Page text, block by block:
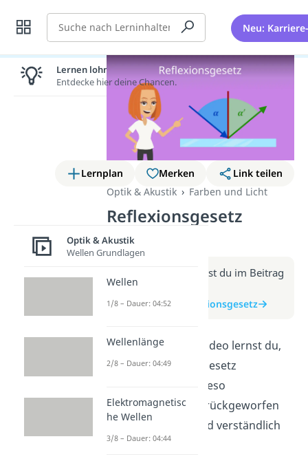
Suche Neu:
Lernplan Merken
Link teilen
Optik & Akustik
Farben und Licht
Reflexionsgesetz
(Video)
Weitere Infos erhältst du im Beitrag
zum Video
zum Beitrag: Reflexionsgesetz
In diesem kurzen Video lernst du,
wie das Reflexionsgesetz
funktioniert und wieso
Lichtstrahlen so zurückgeworfen
werden. Einfach und verständlich
erklärt für jeden!
Lernen lohnt sich!
Entdecke hier deine Chancen.
Optik & Akustik
Wellen Grundlagen
Wellen
1/8 – Dauer: 04:52
Wellenlänge
2/8 – Dauer: 04:49
Elektromagnetisc
he Wellen
3/8 – Dauer: 04:44